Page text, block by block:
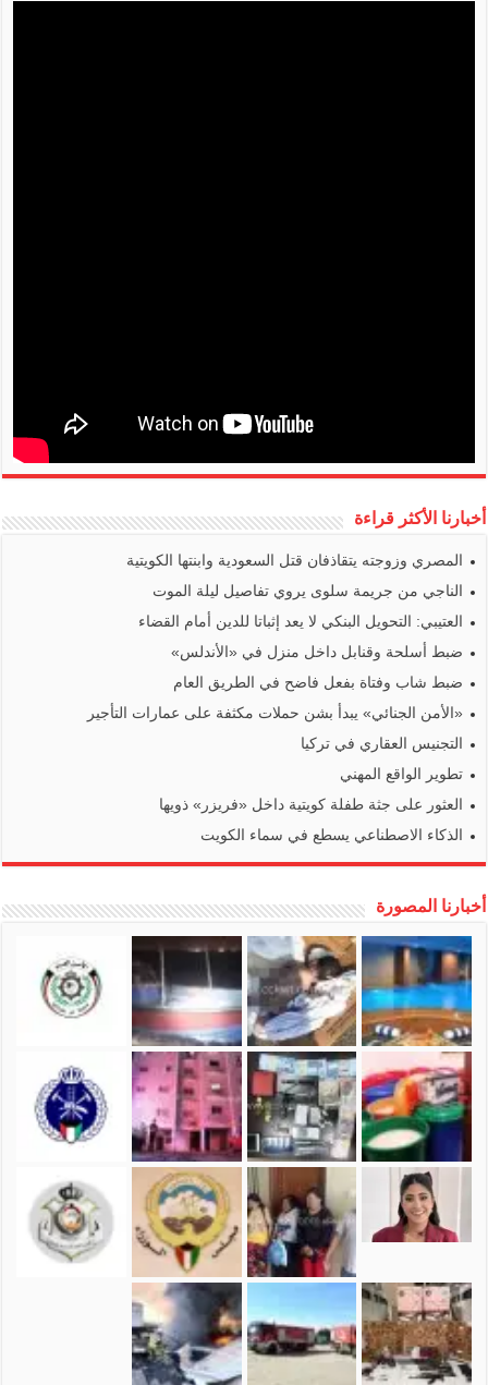
أخبارنا الأكثر قراءة
المصري وزوجته يتقاذفان قتل السعودية وابنتها الكويتية
الناجي من جريمة سلوى يروي تفاصيل ليلة الموت
العتيبي: التحويل البنكي لا يعد إثباتا للدين أمام القضاء
ضبط أسلحة وقنابل داخل منزل في «الأندلس»
ضبط شاب وفتاة بفعل فاضح في الطريق العام
«الأمن الجنائي» يبدأ بشن حملات مكثفة على عمارات التأجير
التجنيس العقاري في تركيا
تطوير الواقع المهني
العثور على جثة طفلة كويتية داخل «فريزر» ذويها
الذكاء الاصطناعي يسطع في سماء الكويت
أخبارنا المصورة